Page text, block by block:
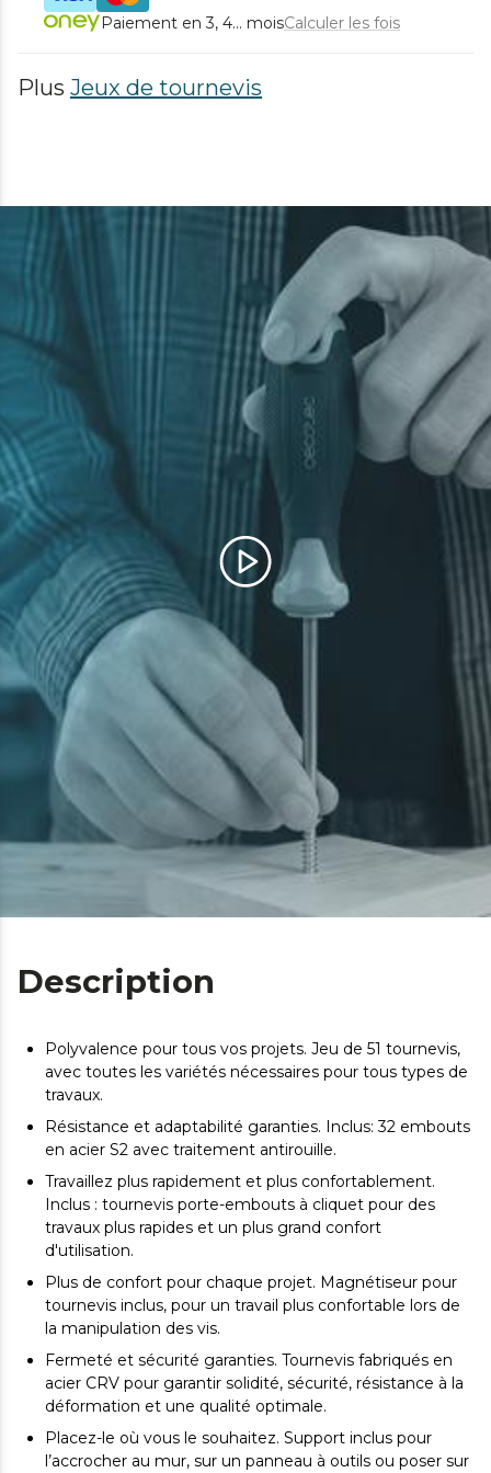
Paiement en 3, 4... moisCalculer les fois
Plus Jeux de tournevis
Description
Polyvalence pour tous vos projets. Jeu de 51 tournevis,
avec toutes les variétés nécessaires pour tous types de
travaux.
Résistance et adaptabilité garanties. Inclus: 32 embouts
en acier S2 avec traitement antirouille.
Travaillez plus rapidement et plus confortablement.
Inclus : tournevis porte-embouts à cliquet pour des
travaux plus rapides et un plus grand confort
d'utilisation.
Plus de confort pour chaque projet. Magnétiseur pour
tournevis inclus, pour un travail plus confortable lors de
la manipulation des vis.
Fermeté et sécurité garanties. Tournevis fabriqués en
acier CRV pour garantir solidité, sécurité, résistance à la
déformation et une qualité optimale.
Placez-le où vous le souhaitez. Support inclus pour
l’accrocher au mur, sur un panneau à outils ou poser sur